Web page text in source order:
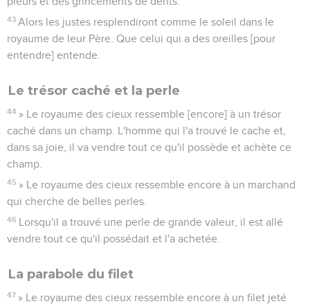
43 Alors les justes resplendiront comme le soleil dans le
royaume de leur Père. Que celui qui a des oreilles [pour
entendre] entende.
Le trésor caché et la perle
44 » Le royaume des cieux ressemble [encore] à un trésor
caché dans un champ. L'homme qui l'a trouvé le cache et,
dans sa joie, il va vendre tout ce qu'il possède et achète ce
champ.
45 » Le royaume des cieux ressemble encore à un marchand
qui cherche de belles perles.
46 Lorsqu'il a trouvé une perle de grande valeur, il est allé
vendre tout ce qu'il possédait et l'a achetée.
La parabole du filet
47 » Le royaume des cieux ressemble encore à un filet jeté